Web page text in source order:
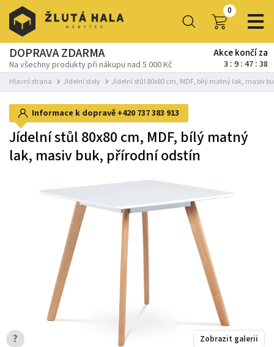
0
DOPRAVA ZDARMA
Na všechny produkty při nákupu nad 5 000 Kč
Akce končí za
3 9 47 37
Hlavní strana Jídelní stoly Jídelní stůl 80x80 cm, MDF, bílý matný lak, masiv
Informace k dopravě +420 737 383 913
Jídelní stůl 80x80 cm, MDF, bílý matný
lak, masiv buk, přírodní odstín
Zobrazit galerii
?